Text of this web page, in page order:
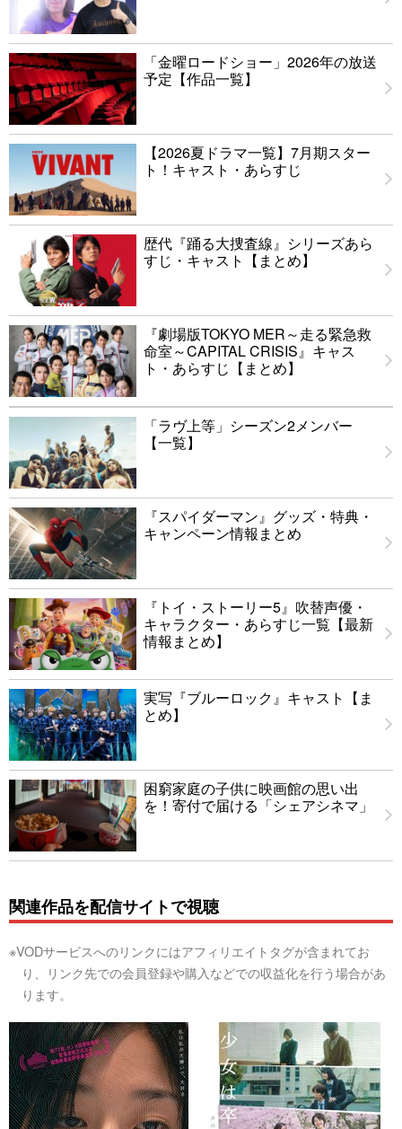
「金曜ロードショー」2026年の放送
予定【作品一覧】
【2026夏ドラマ一覧】7月期スター
ト！キャスト・あらすじ
歴代『踊る大捜査線』シリーズあら
すじ・キャスト【まとめ】
『劇場版TOKYO MER～走る緊急救
命室～CAPITAL CRISIS』キャス
ト・あらすじ【まとめ】
「ラヴ上等」シーズン2メンバー
【一覧】
『スパイダーマン』グッズ・特典・
キャンペーン情報まとめ
『トイ・ストーリー5』吹替声優・
キャラクター・あらすじ一覧【最新
情報まとめ】
実写『ブルーロック』キャスト【ま
とめ】
困窮家庭の子供に映画館の思い出
を！寄付で届ける「シェアシネマ」
関連作品を配信サイトで視聴
※VODサービスへのリンクにはアフィリエイトタグが含まれてお
り、リンク先での会員登録や購入などでの収益化を行う場合があ
ります。